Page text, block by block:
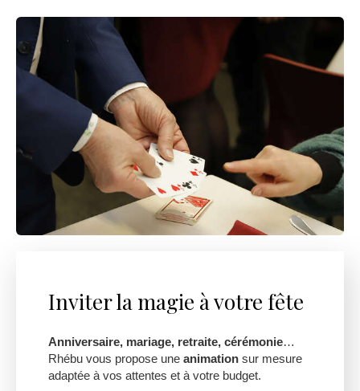
Inviter la magie à votre fête
Anniversaire, mariage, retraite, cérémonie…
Rhébu vous propose une animation sur mesure
adaptée à vos attentes et à votre budget.